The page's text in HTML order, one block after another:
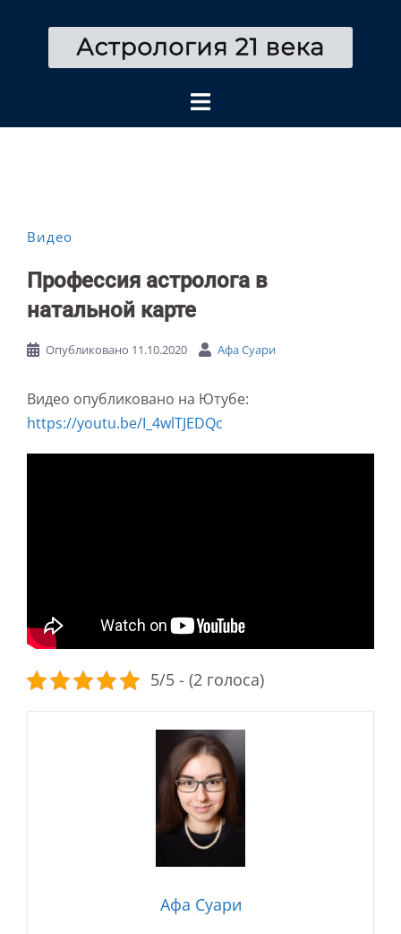
содержимому
Видео
Профессия астролога в
натальной карте
Опубликовано 11.10.2020 Афа Суари
Видео опубликовано на Ютубе:
https://youtu.be/I_4wlTJEDQc
5/5 - (2 голоса)
Афа Суари